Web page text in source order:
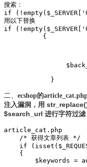
搜索：
if
用以下替换
if
{
$back_act =
}
二、 ecshop的
注入漏洞， 用
$search_url 进行字符过
article_cat.php
/* 获得文章列表 */
if
{
$keywords =